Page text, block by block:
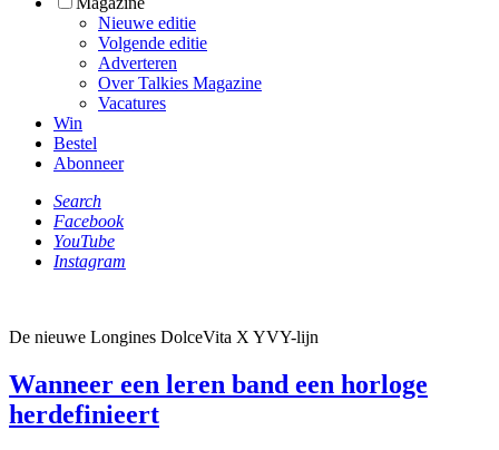
Nieuwe editie
Volgende editie
Adverteren
Over Talkies Magazine
Vacatures
Win
Bestel
Abonneer
Search
Facebook
YouTube
Instagram
De nieuwe Longines DolceVita X YVY-lijn
Wanneer een leren band een horloge
herdefinieert